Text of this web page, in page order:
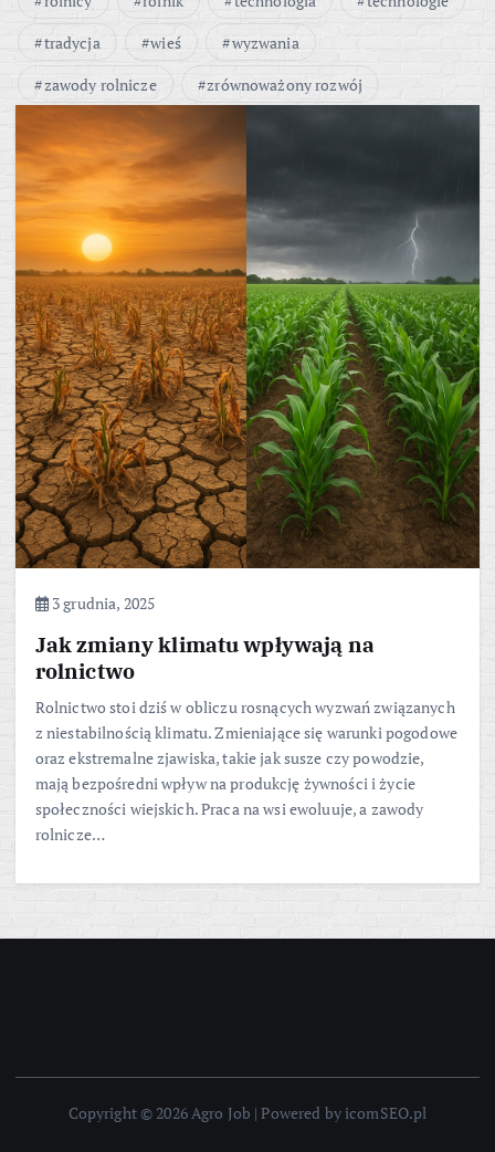
tradycja
wieś
wyzwania
zawody rolnicze
zrównoważony rozwój
3 grudnia, 2025
Jak zmiany klimatu wpływają na
rolnictwo
Rolnictwo stoi dziś w obliczu rosnących wyzwań związanych
z niestabilnością klimatu. Zmieniające się warunki pogodowe
oraz ekstremalne zjawiska, takie jak susze czy powodzie,
mają bezpośredni wpływ na produkcję żywności i życie
społeczności wiejskich. Praca na wsi ewoluuje, a zawody
rolnicze…
Copyright © 2026 Agro Job | Powered by icomSEO.pl